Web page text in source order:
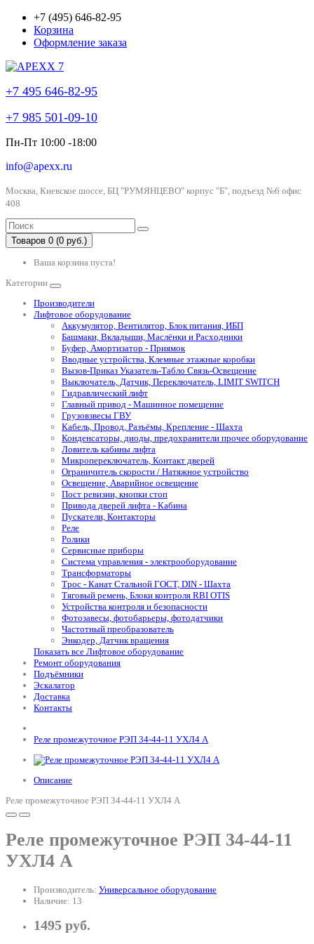
+7 (495) 646-82-95
Корзина
Оформление заказа
+7 495 646-82-95
+7 985 501-09-10
Пн-Пт 10:00 -18:00
info@apexx.ru
Москва, Киевское шоссе, БЦ "РУМЯНЦЕВО" корпус "Б", подъезд №6 офис
408
Товаров 0 (0 руб.)
Ваша корзина пуста!
Категории
Производители
Лифтовое оборудование
Аккумулятор, Вентилятор, Блок питания, ИБП
Башмаки, Вкладыши, Маслёнки и Расходники
Буфер, Амортизатор - Приямок
Вводные устройства, Клемные этажные коробки
Вызов-Приказ Указатель-Табло Связь-Освещение
Выключатель, Датчик, Переключатель, LIMIT SWITCH
Гидравлический лифт
Главный привод - Машинное помещение
Грузовзвесы ГВУ
Кабель, Провод, Разъёмы, Крепление - Шахта
Конденсаторы, диоды, предохранители прочее оборудование
Ловитель кабины лифта
Микропереключатель, Контакт дверей
Ограничитель скорости / Натяжное устройство
Освещение, Аварийное освещение
Пост ревизии, кнопки стоп
Привода дверей лифта - Кабина
Пускатели, Контакторы
Реле
Ролики
Сервисные приборы
Система управления - электрооборудование
Трансформаторы
Трос - Канат Стальной ГОСТ, DIN - Шахта
Тяговый ремень, Блоки контроля RBI OTIS
Устройства контроля и безопасности
Фотозавесы, фотобарьеры, фотодатчики
Частотный преобразователь
Энкодер, Датчик вращения
Показать все Лифтовое оборудование
Ремонт оборудования
Подъёмники
Эскалатор
Доставка
Контакты
Реле промежуточное РЭП 34-44-11 УХЛ4 А
Описание
Реле промежуточное РЭП 34-44-11 УХЛ4 А
Реле промежуточное РЭП 34-44-11
УХЛ4 А
Производитель: Универсальное оборудование
Наличие: 13
1495 руб.